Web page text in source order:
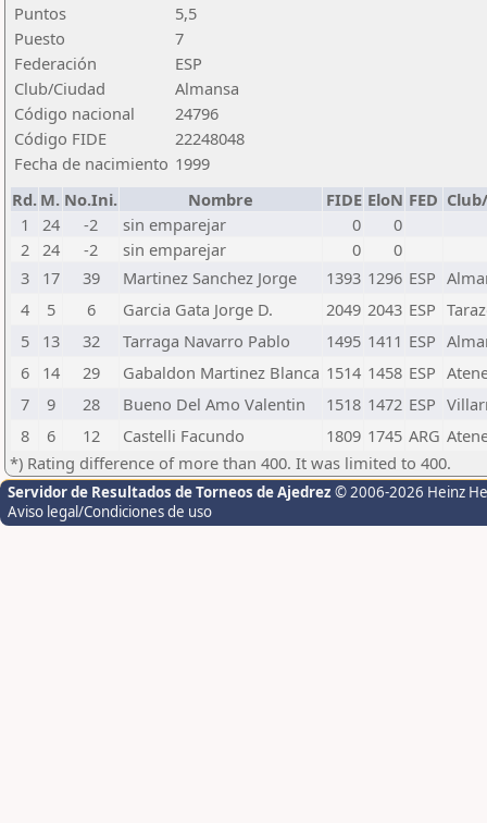
Puntos
5,5
Puesto
7
Federación
ESP
Club/Ciudad
Almansa
Código nacional
24796
Código FIDE
22248048
Fecha de nacimiento 1999
Rd. M. No.Ini. Nombre FIDE EloN FED
1
24 -2 sin emparejar 0
0
2 24 -2 sin emparejar 0
0
3
17 39 Martinez Sanchez Jorge 1393 1296 ESP
4
5 6 Garcia Gata Jorge D. 2049 2043 ESP
5
13 32 Tarraga Navarro Pablo 1495 1411 ESP
6
14 29 Gabaldon Martinez Blanca 1514 1458 ESP
7
9 28 Bueno Del Amo Valentin 1518 1472 ESP
8
6 12 Castelli Facundo 1809 1745 ARG
*) Rating difference of more than 400. It was limited to 400.
Servidor de Resultados de Torneos de Ajedrez © 2006-2026 Heinz
Aviso legal/Condiciones de uso